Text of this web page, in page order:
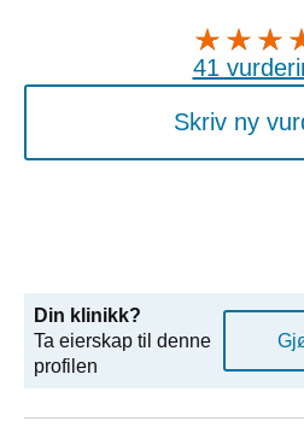
41
Skriv ny
Din klinikk?
Ta eierskap til denne
profilen